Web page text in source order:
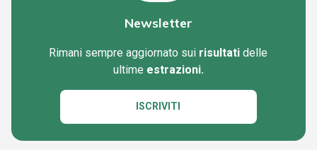
Newsletter
Rimani sempre aggiornato sui risultati delle
ultime estrazioni.
ISCRIVITI